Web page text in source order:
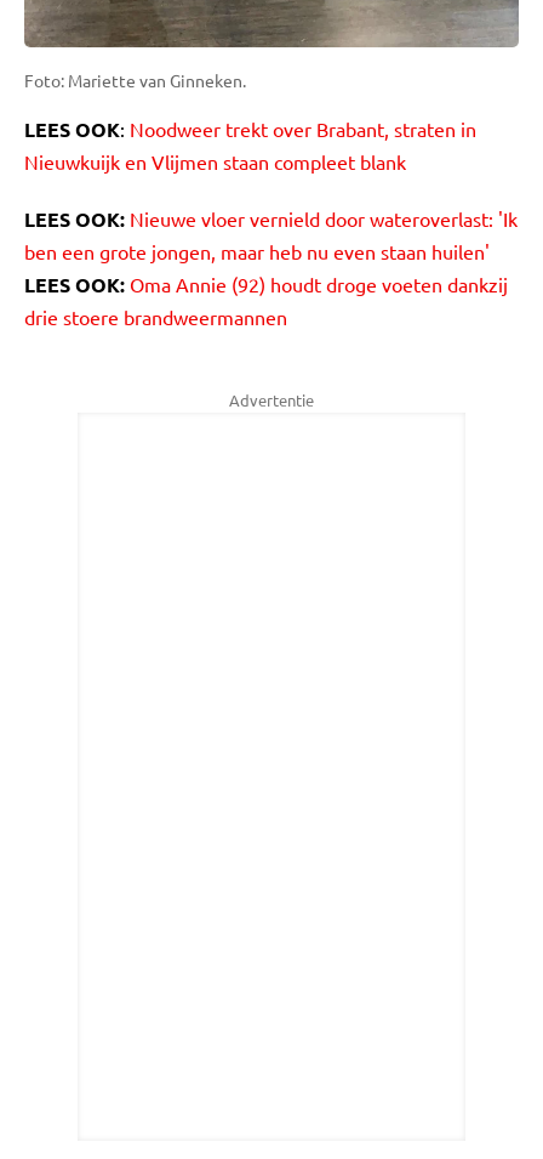
Foto: Mariette van Ginneken.
LEES OOK: Noodweer trekt over Brabant, straten in
Nieuwkuijk en Vlijmen staan compleet blank
LEES OOK: Nieuwe vloer vernield door wateroverlast: 'Ik
ben een grote jongen, maar heb nu even staan huilen'
LEES OOK: Oma Annie (92) houdt droge voeten dankzij
drie stoere brandweermannen
Advertentie